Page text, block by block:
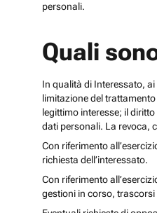
personali.
Quali
In qualità di Interessato,
limitazione del
legittimo interesse; il
dati personali. La revoca,
Con riferimento
richiesta dell’interessato.
Con riferimento
gestioni in corso, trascorsi